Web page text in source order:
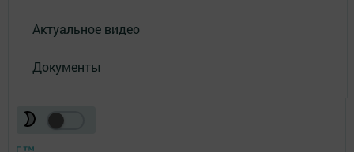
Актуальное видео
Документы